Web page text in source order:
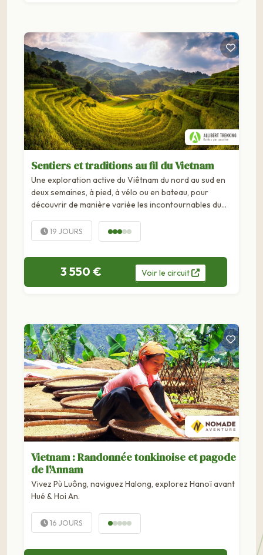
Sentiers et traditions au fil du Vietnam
Une exploration active du Viêtnam du nord au sud en
deux semaines, à pied, à vélo ou en bateau, pour
découvrir de manière variée les incontournables du
19 JOURS
3 550 € Voirle circuit
Vietnam : Randonnée tonkinoise et pagode
de l'Annam
Vivez Pù Luông, naviguez Halong, explorez Hanoï avant
Hué & Hoi An.
16 JOURS